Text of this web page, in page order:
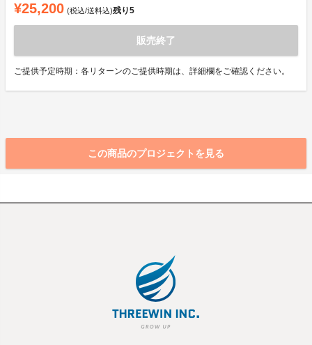
¥25,200 (税込/送料込)残り5
販売終了
ご提供予定時期：各リターンのご提供時期は、詳細欄をご確認ください。
この商品のプロジェクトを見る